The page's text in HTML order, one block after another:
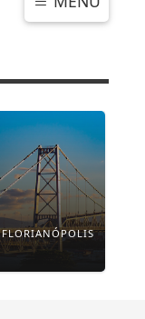
FLORIANÓPOLIS